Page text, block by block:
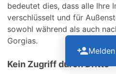
bedeutet dies, dass alle Ihre
verschlüsselt und für
sowohl während als auch
Gorgias.
Kein Zugriff durch Dritte